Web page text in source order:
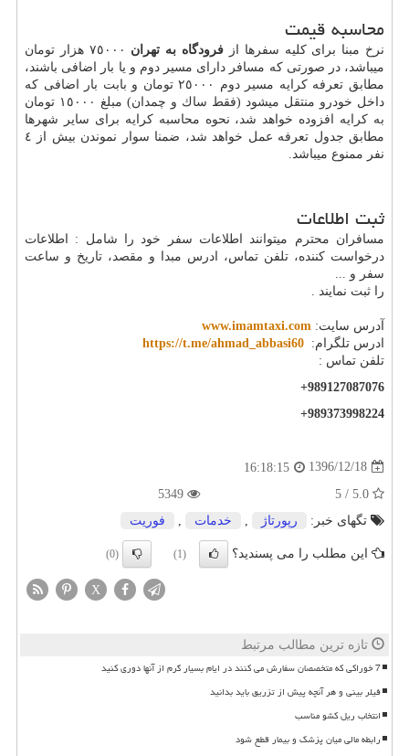
محاسبه قیمت
نرخ مبنا برای كلیه سفرها از فرودگاه به تهران
٧٥٠٠٠ هزار تومان
میباشد، در صورتی كه مسافر دارای مسیر دوم و یا بار اضافی باشند،
مطابق تعرفه كرایه مسیر دوم ٢٥٠٠٠ تومان و بابت بار اضافی كه
داخل خودرو منتقل میشود (فقط ساك و چمدان) مبلغ ١٥٠٠٠ تومان
به كرایه افزوده خواهد شد، نحوه محاسبه كرایه برای سایر شهرها
مطابق جدول تعرفه عمل خواهد شد، ضمنا سوار نموندن بیش از ٤
نفر ممنوع میباشد.
ثبت اطلاعات
مسافران محترم میتوانند اطلاعات سفر خود را شامل : اطلاعات
درخواست كننده، تلفن تماس، ادرس مبدا و مقصد، تاریخ و ساعت
سفر و ...
را ثبت نمایند .
آدرس سایت: www.imamtaxi.com
ادرس تلگرام: https://t.me/ahmad_abbasi60
تلفن تماس :
+989127087076
+989373998224
1396/12/18
16:18:15
تگهای خبر:
رپورتاژ خدمات فوریت
این مطلب را می پسندید؟ (1)
(0)
X
تازه ترین مطالب مرتبط
7 خوراکی که متخصصان سفارش می کنند در ایام بسیار گرم از آنها دوری کنید
فیلر بینی و هر آنچه پیش از تزریق باید بدانید
انتخاب ریل کشو مناسب
رابطه مالی میان پزشک و بیمار قطع شود